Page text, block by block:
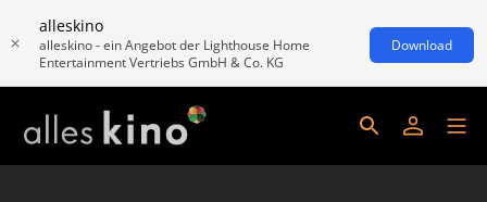
alleskino
alleskino - ein Angebot der Lighthouse Home
Entertainment Vertriebs GmbH & Co. KG
Download